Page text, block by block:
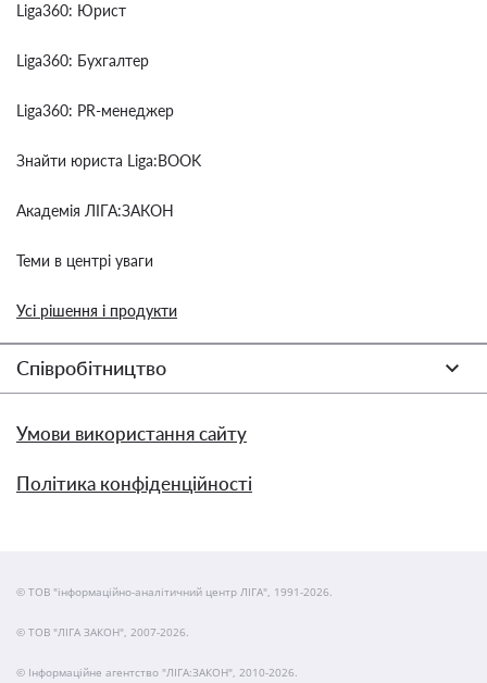
Liga360: Юрист
Liga360: Бухгалтер
Liga360: PR-менеджер
Знайти юриста Liga:BOOK
Академія ЛІГА:ЗАКОН
Теми в центрі уваги
Усі рішення і продукти
Співробітництво
Умови використання сайту
Політика конфіденційності
© ТОВ "інформаційно-аналітичний центр ЛІГА", 1991-2026.
© ТОВ "ЛІГА ЗАКОН", 2007-2026.
© Інформаційне агентство "ЛІГА:ЗАКОН", 2010-2026.